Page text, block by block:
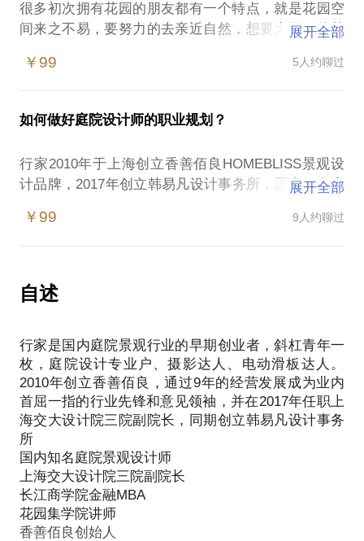
很多初次拥有花园的朋友都有一个特点，就是花园空
间来之不易，要努力的去亲近自然，想要大面积的草
然是合理的，但这些朋友在此后两年左右就会找到
油，但是不知道坐在外面干什么，感觉空间缺少内
容。当一个大空间给你的感觉是不断花费精力打理，
要推翻重做的时候了。
我就是要通过短暂的会面告诉你真正的庭院该如何轻
松享用它！
私家花园的案例分享；
PS：在选择与我见面前，请把你的问题更具体化。毕
竟一小时的谈话只能解决一个小问题。请把你的问题
提前发给我，方便我做更精确的准备，提升见面效
率。
展开全部
￥99 5人约聊过
如何做好庭院设计师的职业规划？
行家2010年于上海创立香善佰良HOMEBLISS景观设
计品牌，2017年创立韩易凡设计事务所，国内知名庭
师、园集奖评委。
中国景观行业领军人才称号、首届中国花园设计大奖
赛“园集奖”二零一六年度新锐花园设计师称号、首届
顶花园设计最佳作品奖等奖项。作品刊载众多国内专
业期刊杂志及图书。
景观行业在国内起步较晚，庭院景观作为景观行业的
细分领域，真正聚拢成为一个行业更是短短的不到20
年，行家作为入行较早并专注在此细分领域深耕的优
秀创业者，在业内积累了很高的声誉和知名度，经过
总结和整理现将这些价值不菲的经验教训分享给大
家。希望能够在短短的1小时碰面中真正帮助到你。
我愿意与你分享的内容包括：
庭院行业是怎么一回事？
展开全部
￥99 9人约聊过
自述
行家是国内庭院景观行业的早期创业者，斜杠青年一
枚，庭院设计专业户、摄影达人、电动滑板达人。
2010年创立香善佰良，通过9年的经营发展成为业内
首屈一指的行业先锋和意见领袖，并在2017年任职上
海交大设计院三院副院长，同期创立韩易凡设计事务
所
国内知名庭院景观设计师
上海交大设计院三院副院长
长江商学院金融MBA
花园集学院讲师
香善佰良创始人